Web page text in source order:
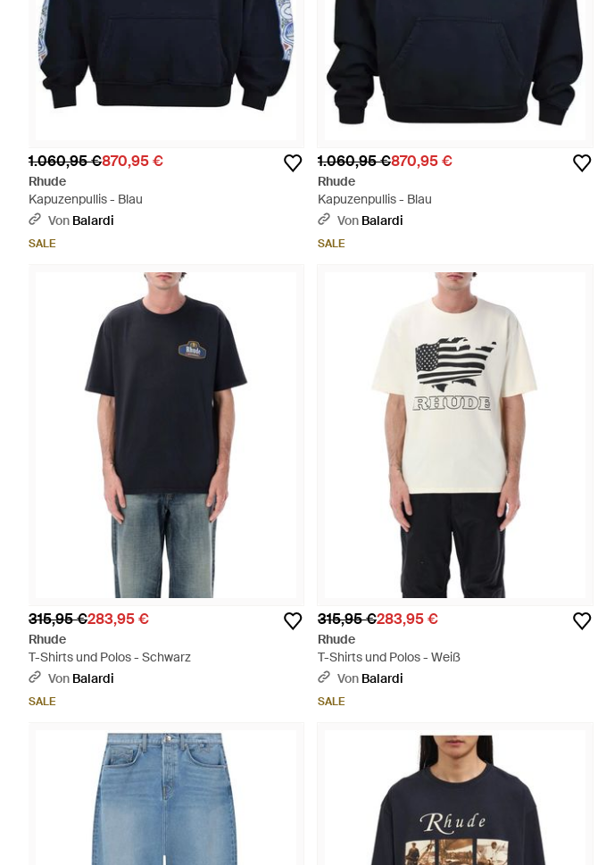
1.060,95 €870,95 €
Rhude
Kapuzenpullis - Blau
Von Balardi
SALE
1.060,95 €870,95 €
Rhude
Kapuzenpullis - Blau
Von Balardi
SALE
315,95 €283,95 €
Rhude
T-Shirts und Polos - Schwarz
Von Balardi
SALE
315,95 €283,95 €
Rhude
T-Shirts und Polos - Weiß
Von Balardi
SALE